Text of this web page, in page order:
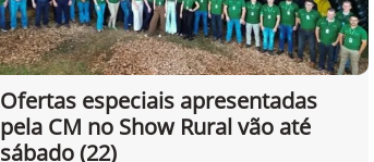
Ofertas especiais apresentadas
pela CM no Show Rural vão até
sábado (22)